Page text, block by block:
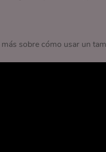
sobre cómo usar un